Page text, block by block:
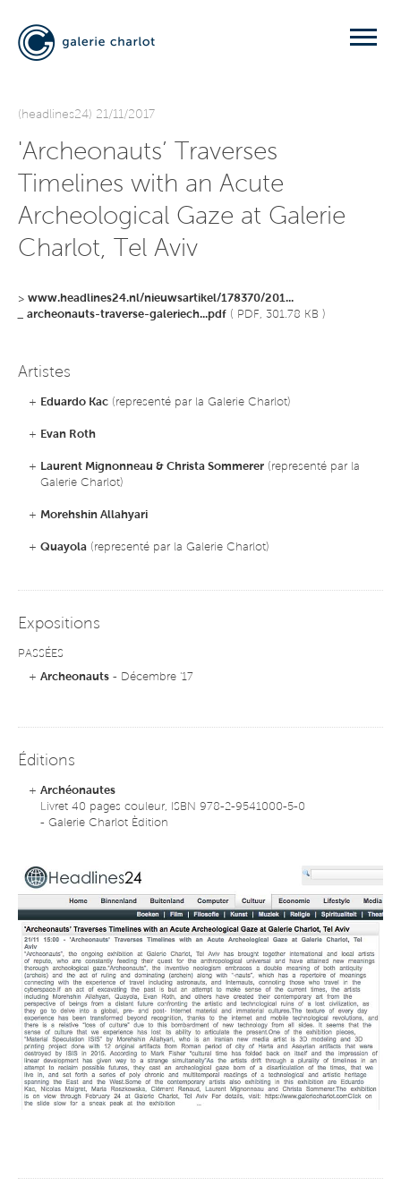
(headlines24) 21/11/2017
'Archeonauts’ Traverses
Timelines with an Acute
Archeological Gaze at Galerie
Charlot, Tel Aviv
> www.headlines24.nl/nieuwsartikel/178370/201...
archeonauts-traverse-galeriech...pdf ( PDF, 301.78 KB )
Artistes
+ Eduardo Kac (representé par la Galerie Charlot)
+ Evan Roth
+ Laurent Mignonneau & Christa Sommerer (representé par la
Galerie Charlot)
+ Morehshin Allahyari
+ Quayola (representé par la Galerie Charlot)
Expositions
PASSÉES
+ Archeonauts - Décembre '17
Éditions
+ Archéonautes
Livret 40 pages couleur, ISBN 978-2-9541000-5-0
- Galerie Charlot Èdition